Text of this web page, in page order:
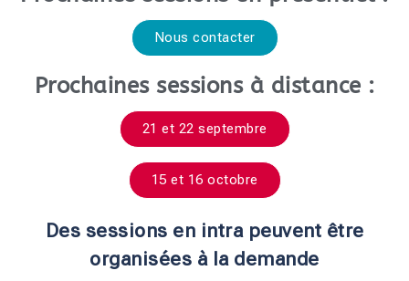
Nous contacter
Prochaines sessions à distance :
21 et 22 septembre
15 et 16 octobre
Des sessions en intra peuvent être
organisées à la demande